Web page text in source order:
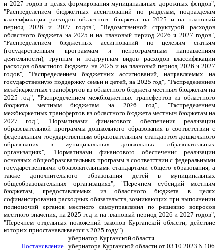
и 2027 годов в целях формирования муниципальных дорожных фондов",
"Распределением бюджетных ассигнований по разделам, подразделам
классификации расходов областного бюджета на 2025 и на плановый
период 2026 и 2027 годов", "Ведомственной структурой расходов
областного бюджета на 2025 и на плановый период 2026 и 2027 годов",
"Распределением бюджетных ассигнований по целевым статьям
(государственным программам и непрограммным направлениям
деятельности), группам и подгруппам видов расходов классификации
расходов областного бюджета на 2025 и на плановый период 2026 и 2027
годов", "Распределением бюджетных ассигнований, направляемых на
государственную поддержку семьи и детей, на 2025 год", "Распределением
межбюджетных трансфертов из областного бюджета местным бюджетам на
2025 год", "Распределением межбюджетных трансфертов из областного
бюджета местным бюджетам на 2026 год", "Распределением
межбюджетных трансфертов из областного бюджета местным бюджетам на
2027 год", "Нормативами финансового обеспечения реализации
образовательной программы дошкольного образования в соответствии с
федеральным государственным образовательным стандартом дошкольного
образования в муниципальных дошкольных образовательных
организациях", "Нормативами финансового обеспечения реализации
основных общеобразовательных программ в соответствии с федеральными
государственными образовательными стандартами общего образования, а
также дополнительного образования детей в муниципальных
общеобразовательных организациях", "Перечнем субсидий местным
бюджетам, предоставляемых из областного бюджета в целях
софинансирования расходных обязательств, возникающих при выполнении
полномочий органов местного самоуправления по решению вопросов
местного значения, на 2025 год и на плановый период 2026 и 2027 годов",
"Перечнем отдельных положений законов Курганской области, действие
которых приостанавливается в 2025 году")
Губернатор Курганской области
Постановление Губернатора Курганской области от 03.10.2023 N 106